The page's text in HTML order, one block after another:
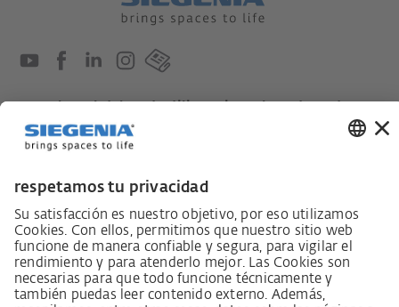
suministro
Código de conducta para proveedores
Ficha informativa LkSG (Ley sobre el deber de
diligencia en la cadena de suministro)
Declaración de principios sobre la estrategia de
derechos humanos
Procedimiento de reclamación según §§ 8, 9 de la ley
sobre el deber de diligencia en la cadena de suministro